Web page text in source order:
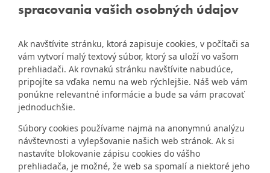
spracovania vašich osobných údajov
Ak navštívite stránku, ktorá zapisuje cookies, v počítači sa
vám vytvorí malý textový súbor, ktorý sa uloží vo vašom
prehliadači. Ak rovnakú stránku navštívite nabudúce,
pripojíte sa vďaka nemu na web rýchlejšie. Náš web vám
ponúkne relevantné informácie a bude sa vám pracovať
jednoduchšie.
Súbory cookies používame najmä na anonymnú analýzu
návštevnosti a vylepšovanie našich web stránok. Ak si
nastavíte blokovanie zápisu cookies do vášho
prehliadača, je možné, že web sa spomalí a niektoré jeho
starej stránke Dúbravky
Naša mestská časť získala 3.
miesto v súťažiZlatyErb.sk
o
najlepšiu internetovú stránku
samospráv za rok 2020
IČO: 00603406
DIČ: 2020919120
IČ DPH: Nie sme platca
DPH
Bankové spojenie:
a.s., Mlynské nivy 1, 829 90
Bratislava 25
Číslo účtu v tvare IBAN:
SK31 0200 0000 0000 1012